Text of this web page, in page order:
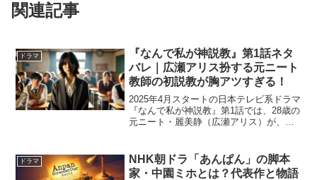
関連記事
ドラマ
『なんで私が神説教』第1話ネタ
バレ｜広瀬アリス扮する元ニート
教師の初説教が胸アツすぎる！
2025年4月スタートの日本テレビ系ドラマ
『なんで私が神説教』第1話では、28歳の
元ニート・麗美静（広瀬アリス）が、ひ
いという学校方針のもと、何も言わずに
やり過ごそうと...
ドラマ
NHK朝ドラ「あんぱん」の脚本
家・中園ミホとは？代表作と物語